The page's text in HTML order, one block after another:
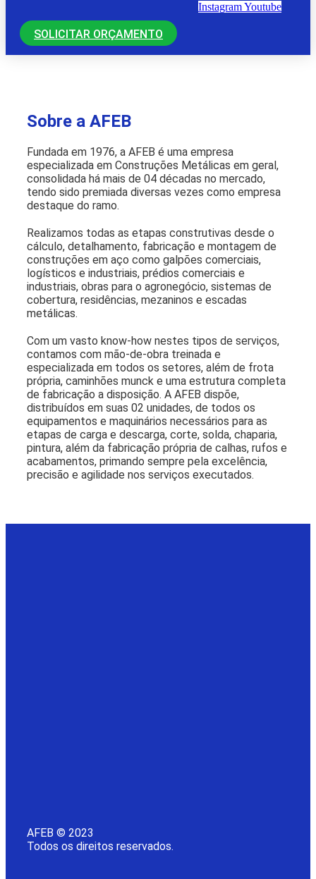
InstagramYoutube
SOLICITAR ORÇAMENTO
Sobre a AFEB
Fundada em 1976, a AFEB é uma empresa
especializada em Construções Metálicas em geral,
consolidada há mais de 04 décadas no mercado,
tendo sido premiada diversas vezes como empresa
destaque do ramo.
Realizamos todas as etapas construtivas desde o
cálculo, detalhamento, fabricação e montagem de
construções em aço como galpões comerciais,
logísticos e industriais, prédios comerciais e
industriais, obras para o agronegócio, sistemas de
cobertura, residências, mezaninos e escadas
metálicas.
Com um vasto know-how nestes tipos de serviços,
contamos com mão-de-obra treinada e
especializada em todos os setores, além de frota
própria, caminhões munck e uma estrutura completa
de fabricação a disposição. A AFEB dispõe,
distribuídos em suas 02 unidades, de todos os
equipamentos e maquinários necessários para as
etapas de carga e descarga, corte, solda, chaparia,
pintura, além da fabricação própria de calhas, rufos e
acabamentos, primando sempre pela excelência,
precisão e agilidade nos serviços executados.
AFEB © 2023
Todos os direitos reservados.